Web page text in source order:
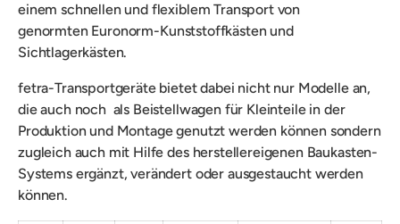
einem schnellen und flexiblem Transport von
genormten Euronorm-Kunststoffkästen und
Sichtlagerkästen.
fetra-Transportgeräte bietet dabei nicht nur Modelle an,
die auch noch als Beistellwagen für Kleinteilein der
Produktion und Montage genutzt werden können sondern
zugleich auch mit Hilfe des herstellereigenen Baukasten-
Systems ergänzt, verändert oder ausgestaucht werden
können.